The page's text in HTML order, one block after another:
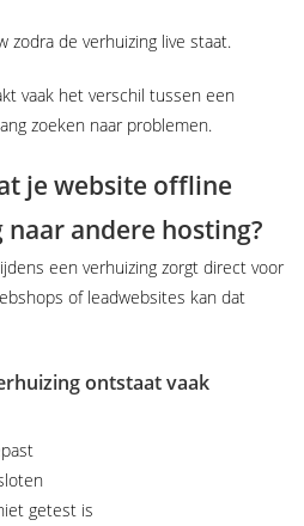
zodra de verhuizing live staat.
vaak het verschil tussen een
zoeken naar problemen.
je website offline
andere hosting?
een verhuizing zorgt direct voor
of leadwebsites kan dat
ontstaat vaak
getest is